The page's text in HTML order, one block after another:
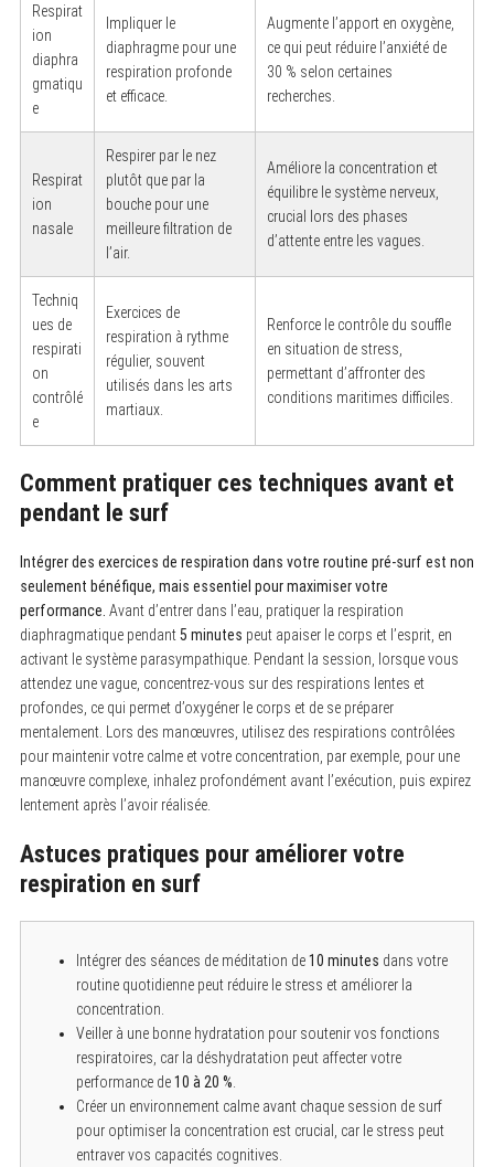
Respirat
ion
diaphra
gmatiqu
e
Impliquer le
diaphragme pour une
respiration profonde
et efficace.
Augmente l’apport en oxygène,
ce qui peut réduire l’anxiété de
30 % selon certaines
recherches.
Respirat
ion
nasale
Respirer par le nez
plutôt que par la
bouche pour une
meilleure filtration de
l’air.
Améliore la concentration et
équilibre le système nerveux,
crucial lors des phases
d’attente entre les vagues.
Techniq
ues de
respirati
on
contrôlé
e
Exercices de
respiration à rythme
régulier, souvent
utilisés dans les arts
martiaux.
Renforce le contrôle du souffle
en situation de stress,
permettant d’affronter des
conditions maritimes difficiles.
Comment pratiquer ces techniques avant et
pendant le surf
Intégrer des exercices de respiration dans votre routine pré-surf est non
seulement bénéfique, mais essentiel pour maximiser votre
performance. Avant d’entrer dans l’eau, pratiquer la respiration
diaphragmatique pendant5 minutes peut apaiser le corps et l’esprit, en
activant le système parasympathique. Pendant la session, lorsque vous
attendez une vague, concentrez-vous sur des respirations lentes et
profondes, ce qui permet d’oxygéner le corps et de se préparer
mentalement. Lors des manœuvres, utilisez des respirations contrôlées
pour maintenir votre calme et votre concentration, par exemple, pour une
manœuvre complexe, inhalez profondément avant l’exécution, puis expirez
lentement après l’avoir réalisée.
Astuces pratiques pour améliorer votre
respiration en surf
Intégrer des séances de méditation de10 minutes dans votre
routine quotidienne peut réduire le stress et améliorer la
concentration.
Veiller à une bonne hydratation pour soutenir vos fonctions
respiratoires, car la déshydratation peut affecter votre
performance de10 à 20 %
Créer un environnement calme avant chaque session de surf
pour optimiser la concentration est crucial, car le stress peut
entraver vos capacités cognitives.
S
a
c
f
r